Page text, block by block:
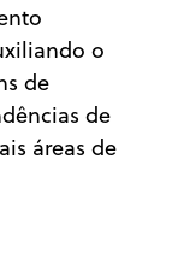
o
de
de
áreas de